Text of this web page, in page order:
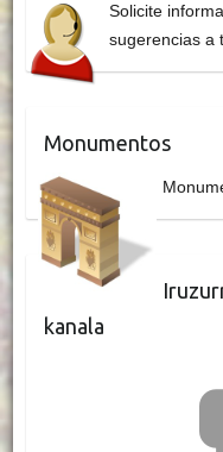
Solicite
sugerencias a
Monumentos
kanala